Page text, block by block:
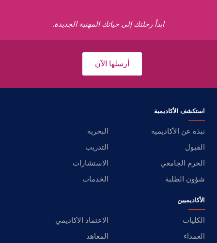
ابدأ رحلتك إلى حياتك المهنية الجديدة.
أرسلها الآن
استكشف الأكاديمية
نبذة عن الأكاديمية
البحرية
القبول
التدريب
الحرم الجامعي
الاستشارات
شؤون الطلبة
الخدمات
الأكاديميين
الكليات
الاعتماد الاكاديمي
العمداء
المعاهد